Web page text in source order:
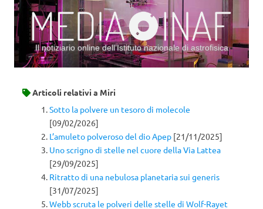
Il notiziario online dell’Istituto nazionale di astrofisica
Articoli relativi a Miri
Sotto la polvere un tesoro di molecole
[09/02/2026]
L’amuleto polveroso del dio Apep [21/11/2025]
Uno scrigno di stelle nel cuore della Via Lattea
[29/09/2025]
Ritratto di una nebulosa planetaria sui generis
[31/07/2025]
Webb scruta le polveri delle stelle di Wolf-Rayet